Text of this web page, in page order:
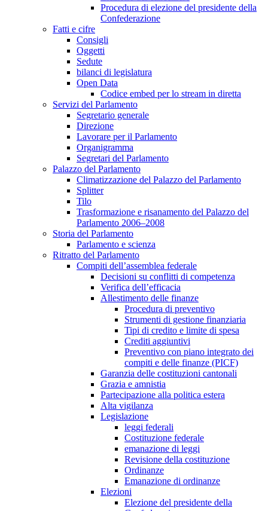
Procedura di elezione del presidente della
Confederazione
Fatti e cifre
Consigli
Oggetti
Sedute
bilanci di legislatura
Open Data
Codice embed per lo stream in diretta
Servizi del Parlamento
Segretario generale
Direzione
Lavorare per il Parlamento
Organigramma
Segretari del Parlamento
Palazzo del Parlamento
Climatizzazione del Palazzo del Parlamento
Splitter
Tilo
Trasformazione e risanamento del Palazzo del
Parlamento 2006–2008
Storia del Parlamento
Parlamento e scienza
Ritratto del Parlamento
Compiti dell’assemblea federale
Decisioni su conflitti di competenza
Verifica dell’efficacia
Allestimento delle finanze
Procedura di preventivo
Strumenti di gestione finanziaria
Tipi di credito e limite di spesa
Crediti aggiuntivi
Preventivo con piano integrato dei
compiti e delle finanze (PICF)
Garanzia delle costituzioni cantonali
Grazia e amnistia
Partecipazione alla politica estera
Alta vigilanza
Legislazione
leggi federali
Costituzione federale
emanazione di leggi
Revisione della costituzione
Ordinanze
Emanazione di ordinanze
Elezioni
Elezione del presidente della